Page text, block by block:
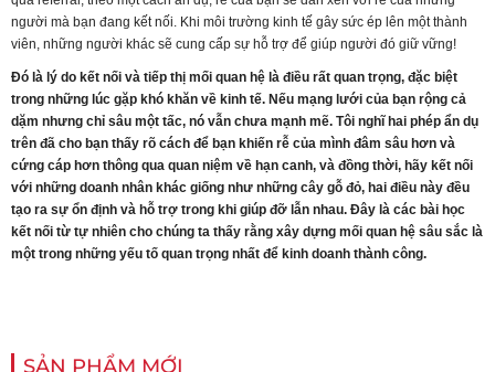
người mà bạn đang kết nối. Khi môi trường kinh tế gây sức ép lên một thành
viên, những người khác sẽ cung cấp sự hỗ trợ để giúp người đó giữ vững!
Đó là lý do kết nối và tiếp thị mối quan hệ là điều rất quan trọng, đặc biệt
trong những lúc gặp khó khăn về kinh tế. Nếu mạng lưới của bạn rộng cả
dặm nhưng chỉ sâu một tấc, nó vẫn chưa mạnh mẽ. Tôi nghĩ hai phép ẩn dụ
trên đã cho bạn thấy rõ cách để bạn khiến rễ của mình đâm sâu hơn và
cứng cáp hơn thông qua quan niệm về hạn canh, và đồng thời, hãy kết nối
với những doanh nhân khác giống như những cây gỗ đỏ, hai điều này đều
tạo ra sự ổn định và hỗ trợ trong khi giúp đỡ lẫn nhau. Đây là các bài học
kết nối từ tự nhiên cho chúng ta thấy rằng xây dựng mối quan hệ sâu sắc là
một trong những yếu tố quan trọng nhất để kinh doanh thành công.
SẢN PHẨM MỚI